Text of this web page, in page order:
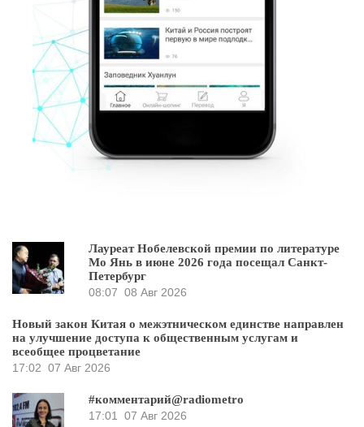
Лауреат Нобелевской премии по литературе
Мо Янь в июне 2026 года посещал Санкт-
Петербург
08:07 08 Авг 2026
Новый закон Китая о межэтническом единстве направлен
на улучшение доступа к общественным услугам и
всеобщее процветание
17:02 07 Авг 2026
#комментарий@radiometro
17:01
07 Авг 2026